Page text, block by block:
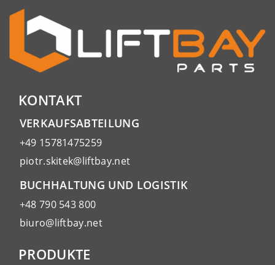
KONTAKT
VERKAUFSABTEILUNG
+49 15781475259
piotr.skitek@liftbay.net
BUCHHALTUNG UND LOGISTIK
+48 790 543 800
biuro@liftbay.net
PRODUKTE